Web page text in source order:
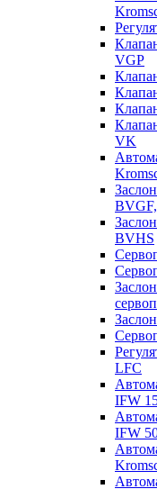
VGP
VK
BVHS
LFC
IFW
IFW